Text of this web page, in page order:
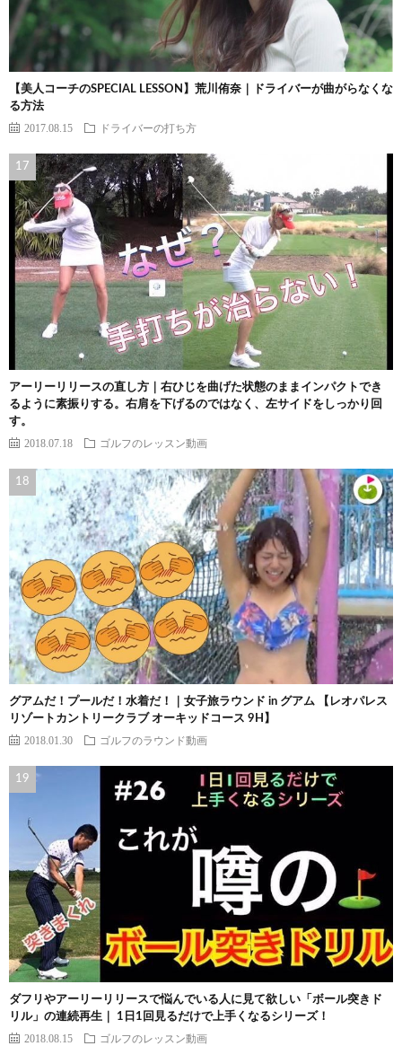
【美人コーチのSPECIAL LESSON】荒川侑奈｜ドライバーが曲がらなくな
る方法
2017.08.15 ドライバーの打ち方
アーリーリリースの直し方｜右ひじを曲げた状態のままインパクトでき
るように素振りする。右肩を下げるのではなく、左サイドをしっかり回
す。
2018.07.18 ゴルフのレッスン動画
グアムだ！プールだ！水着だ！｜女子旅ラウンド in グアム 【レオパレス
リゾートカントリークラブ オーキッドコース 9H】
2018.01.30 ゴルフのラウンド動画
ダフリやアーリーリリースで悩んでいる人に見て欲しい「ボール突きド
リル」の連続再生｜ 1日1回見るだけで上手くなるシリーズ！
2018.08.15 ゴルフのレッスン動画